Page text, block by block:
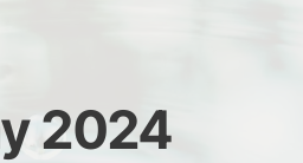
2024